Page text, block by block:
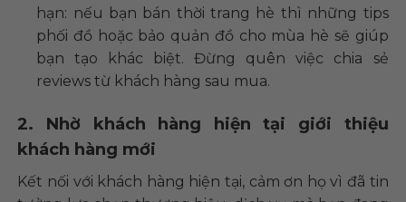
hạn: nếu bạn bán thời trang hè thì những tips
phối đồ hoặc bảo quản đồ cho mùa hè sẽ giúp
bạn tạo khác biệt. Đừng quên việc chia sẻ
reviews từ khách hàng sau mua.
2. Nhờ khách hàng hiện tại giới thiệu
khách hàng mới
Kết nối với khách hàng hiện tại, cảm ơn họ vì đã tin